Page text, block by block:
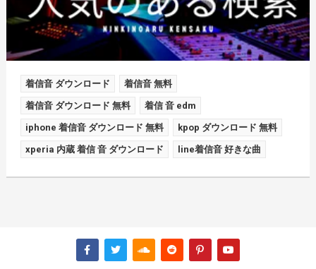
着信音 ダウンロード 着信音 無料
着信音 ダウンロード 無料 着信 音 edm
iphone 着信音 ダウンロード 無料 kpop ダウンロード 無料
xperia 内蔵 着信 音 ダウンロード line着信音 好きな曲